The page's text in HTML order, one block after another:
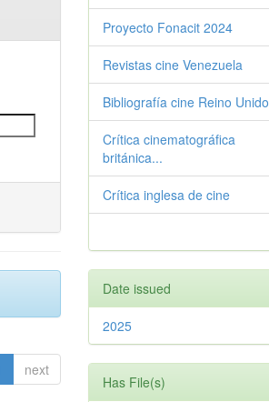
next
Proyecto Fonacit 2024
Revistas cine Venezuela
Bibliografía cine Reino Unido
Crítica cinematográfica
británica...
Crítica inglesa de cine
Date issued
2025
Has File(s)